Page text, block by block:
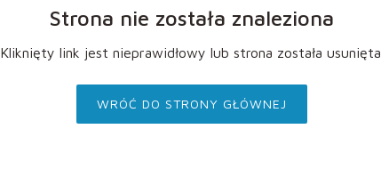
Strona nie została znaleziona
Kliknięty link jest nieprawidłowy lub strona została usunięta.
WRÓĆ DO STRONY GŁÓWNEJ